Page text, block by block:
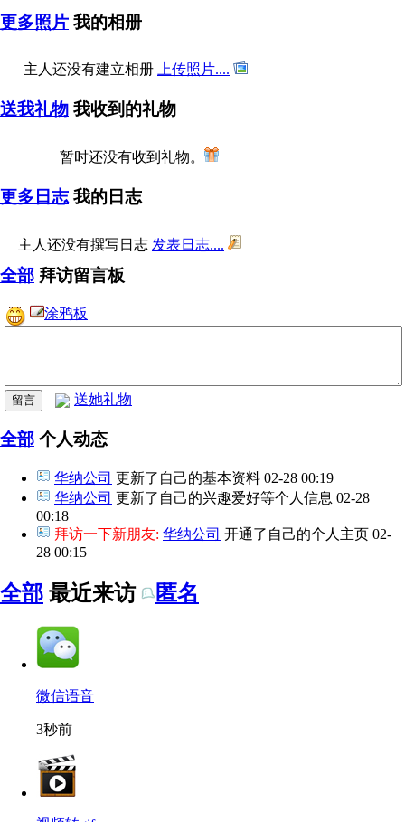
更多照片 我的相册
主人还没有建立相册 上传照片....
送我礼物 我收到的礼物
暂时还没有收到礼物。
更多日志 我的日志
主人还没有撰写日志 发表日志....
全部 拜访留言板
涂鸦板
送她礼物
全部 个人动态
华纳公司 更新了自己的基本资料 02-28 00:19
华纳公司 更新了自己的兴趣爱好等个人信息 02-28
00:18
拜访一下新朋友: 华纳公司 开通了自己的个人主页 02-
28 00:15
全部 最近来访 匿名
微信语音
3秒前